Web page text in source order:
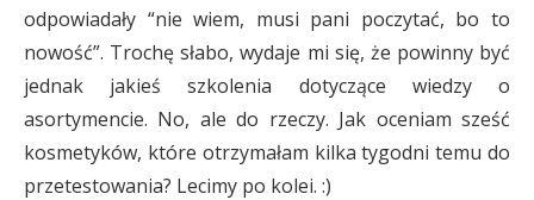
odpowiadały “nie wiem, musi pani poczytać, bo to
nowość”. Trochę słabo, wydaje mi się, że powinny być
jednak jakieś szkolenia dotyczące wiedzy o
asortymencie. No, ale do rzeczy. Jak oceniam sześć
kosmetyków, które otrzymałam kilka tygodni temu do
przetestowania? Lecimy po kolei. :)